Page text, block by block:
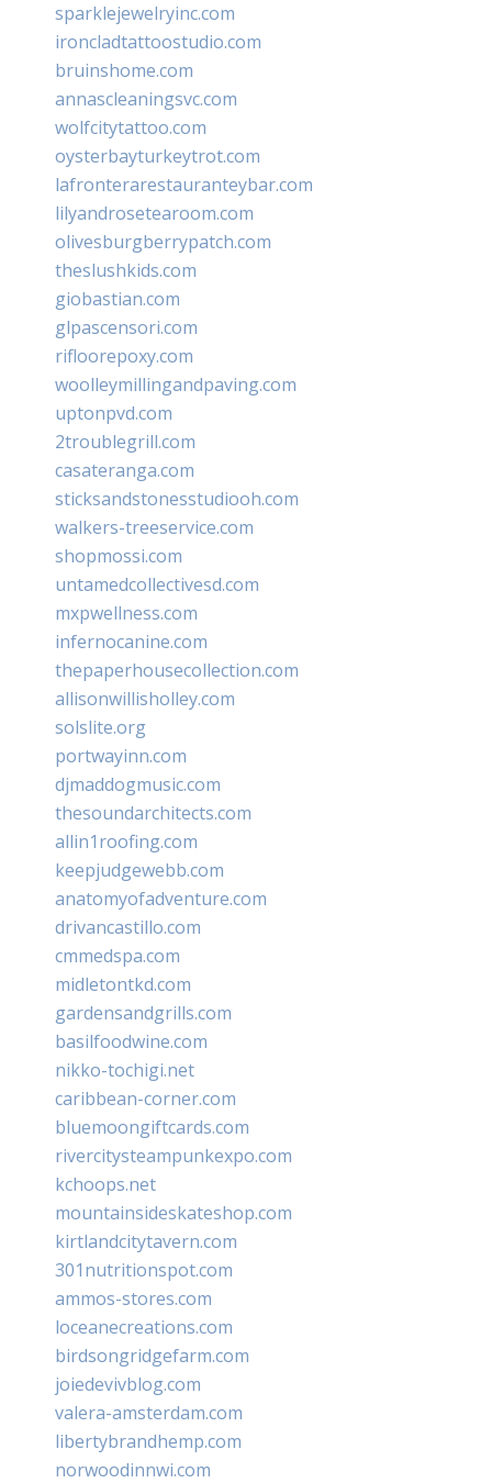
sparklejewelryinc.com
ironcladtattoostudio.com
bruinshome.com
annascleaningsvc.com
wolfcitytattoo.com
oysterbayturkeytrot.com
lafronterarestauranteybar.com
lilyandrosetearoom.com
olivesburgberrypatch.com
theslushkids.com
giobastian.com
glpascensori.com
rifloorepoxy.com
woolleymillingandpaving.com
uptonpvd.com
2troublegrill.com
casateranga.com
sticksandstonesstudiooh.com
walkers-treeservice.com
shopmossi.com
untamedcollectivesd.com
mxpwellness.com
infernocanine.com
thepaperhousecollection.com
allisonwillisholley.com
solslite.org
portwayinn.com
djmaddogmusic.com
thesoundarchitects.com
allin1roofing.com
keepjudgewebb.com
anatomyofadventure.com
drivancastillo.com
cmmedspa.com
midletontkd.com
gardensandgrills.com
basilfoodwine.com
nikko-tochigi.net
caribbean-corner.com
bluemoongiftcards.com
rivercitysteampunkexpo.com
kchoops.net
mountainsideskateshop.com
kirtlandcitytavern.com
301nutritionspot.com
ammos-stores.com
loceanecreations.com
birdsongridgefarm.com
joiedevivblog.com
valera-amsterdam.com
libertybrandhemp.com
norwoodinnwi.com